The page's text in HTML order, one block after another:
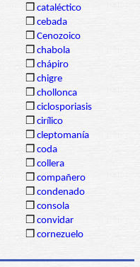
❒ cataléctico
❒ cebada
❒ Cenozoico
❒ chabola
❒ chápiro
❒ chigre
❒ chollonca
❒ ciclosporiasis
❒ cirílico
❒ cleptomanía
❒ coda
❒ collera
❒ compañero
❒ condenado
❒ consola
❒ convidar
❒ cornezuelo